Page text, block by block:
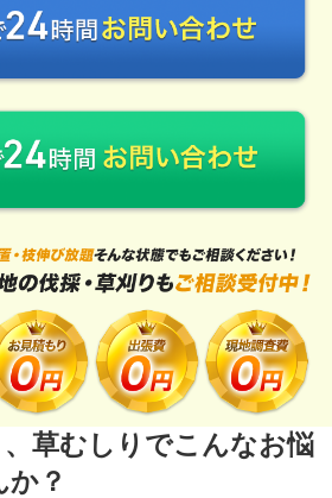
草むしりでこんなお悩
？